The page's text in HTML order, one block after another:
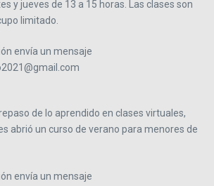
y jueves de 13 a 15 horas. Las clases son
limitado.
envía un mensaje
de lo aprendido en clases virtuales,
abrió un curso de verano para menores de
envía un mensaje